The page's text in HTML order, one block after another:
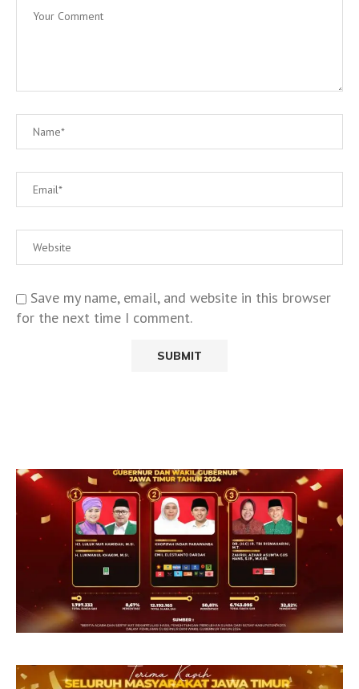
Save my name, email, and website in this browser
for the next time I comment.